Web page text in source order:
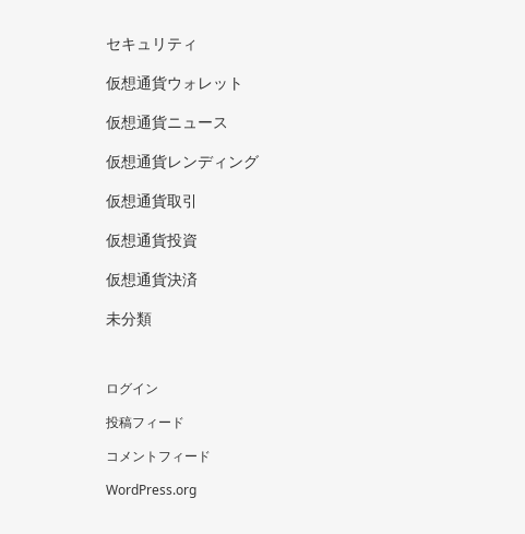
セキュリティ
仮想通貨ウォレット
仮想通貨ニュース
仮想通貨レンディング
仮想通貨取引
仮想通貨投資
仮想通貨決済
未分類
ログイン
投稿フィード
コメントフィード
WordPress.org